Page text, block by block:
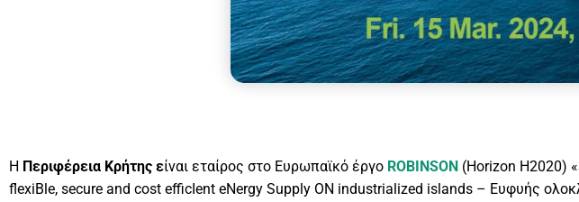
Η Περιφέρεια Κρήτης είναι εταίρος στο Ευρωπαϊκό έργο ROBINSON (Ηorizon H2020)
flexiBle, secure and cost efficIent eNergy Supply ON industrialized islands – Ευφυής